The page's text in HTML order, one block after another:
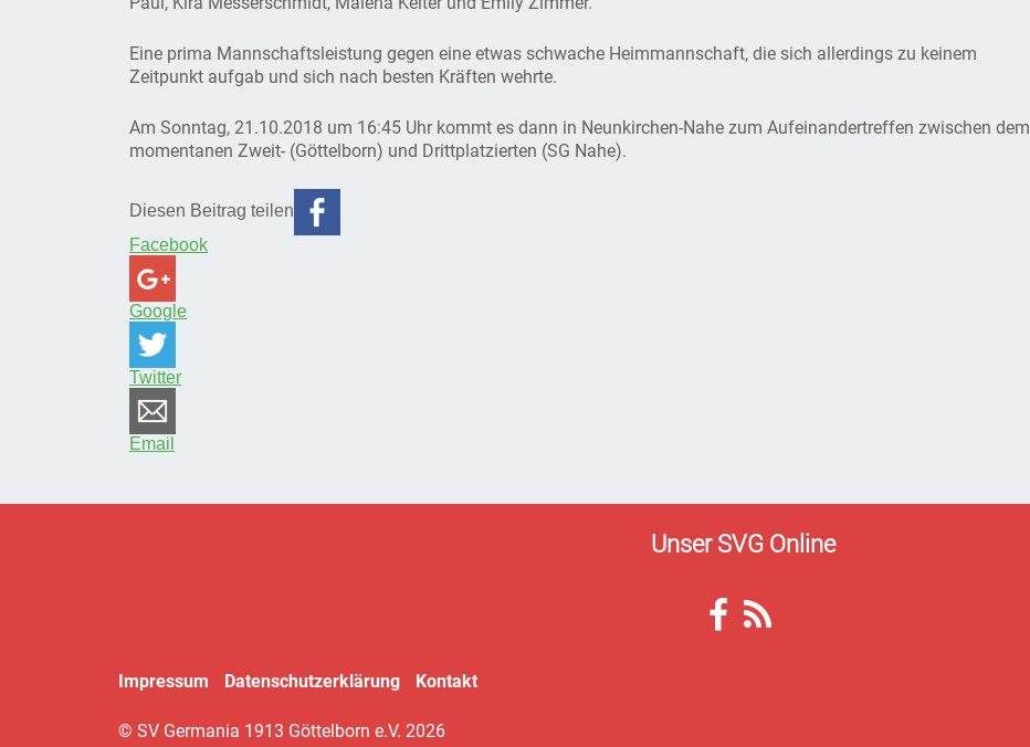
Eine prima Mannschaftsleistung gegen eine etwas schwache Heimmannschaft, die sich allerdings zu keinem
Zeitpunkt aufgab und sich nach besten Kräften wehrte.
Am Sonntag, 21.10.2018 um 16:45 Uhr kommt es dann in Neunkirchen-Nahe zum Aufeinandertreffen zwischen dem
momentanen Zweit- (Göttelborn) und Drittplatzierten (SG Nahe).
Diesen Beitrag teilen
Facebook
Google
Twitter
Email
Unser SVG Online
Impressum Datenschutzerklärung Kontakt
© SV Germania 1913 Göttelborn e.V. 2026